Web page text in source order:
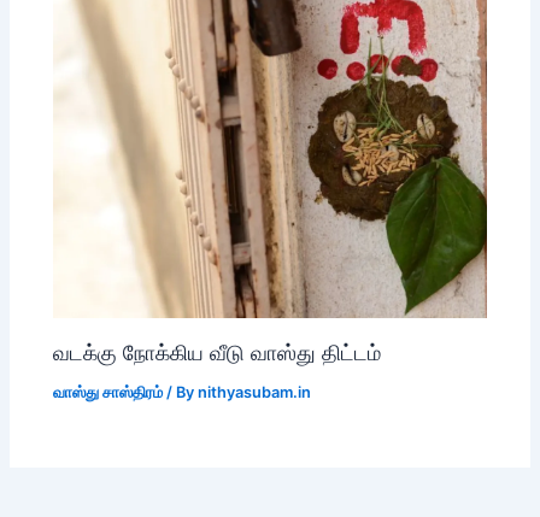
வடக்கு நோக்கிய வீடு வாஸ்து திட்டம்
வாஸ்து சாஸ்திரம்/ Bynithyasubam.in